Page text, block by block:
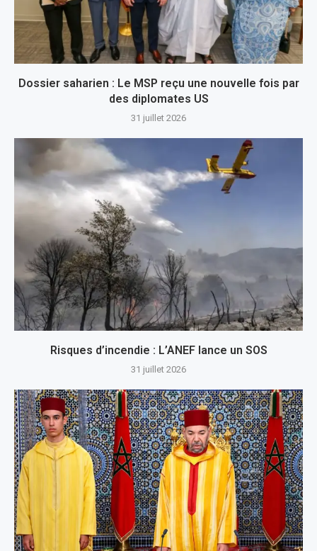
Dossier saharien : Le MSP reçu une nouvelle fois par
des diplomates US
31 juillet 2026
Risques d’incendie : L’ANEF lance un SOS
31 juillet 2026